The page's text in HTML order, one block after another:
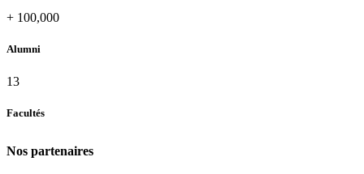
+ 100,000
Alumni
13
Facultés
Nos partenaires